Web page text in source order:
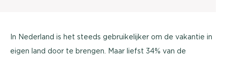
In Nederland is het steeds gebruikelijker om de vakantie in
eigen land door te brengen. Maar liefst 34% van de